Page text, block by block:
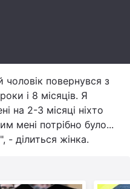
повернувся з
і 8 місяців. Я
на 2-3 місяці ніхто
мені потрібно було...
- ділиться жінка.